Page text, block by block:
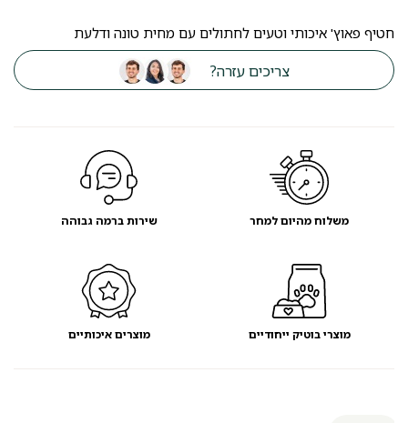
חטיף פאוץ' איכותי וטעים לחתולים עם מחית טונה ודלעת
צריכים עזרה?
משלוח מהיום למחר שירות ברמה גבוהה
מוצרי בוטיק ייחודיים מוצרים איכותיים